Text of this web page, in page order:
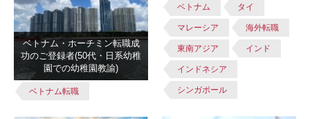
ベトナム・ホーチミン転職成
功のご登録者(50代・日系幼稚
園での幼稚園教諭)
ベトナム転職
ベトナム タイ
マレーシア 海外転職
東南アジア インド
インドネシア
シンガポール